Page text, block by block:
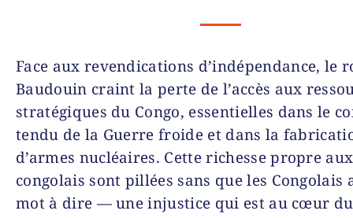
Face aux revendications d’indépendance, le
Baudouin craint la perte de l’accès aux
stratégiques du Congo, essentielles dans le
tendu de la Guerre froide et dans la
d’armes nucléaires. Cette richesse propre
congolais sont pillées sans que les Congolais
mot à dire — une injustice qui est au cœur